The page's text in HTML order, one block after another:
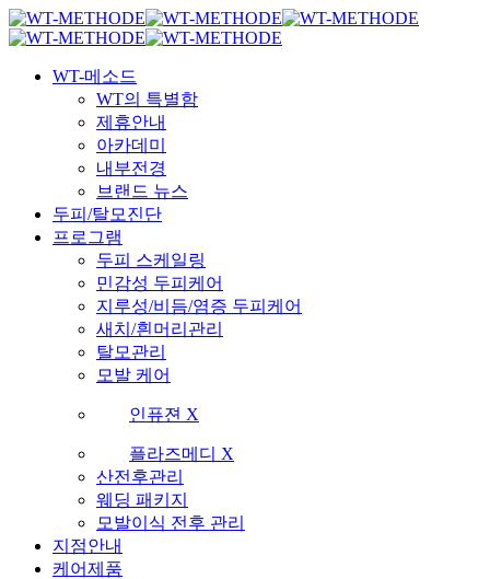
국내 최초 두피케어 브랜드
국내 최초 두피케어 브랜드
Skip
to
content
Menu
WT-메소드
WT의 특별함
제휴안내
아카데미
내부전경
브랜드 뉴스
두피/탈모진단
프로그램
두피 스케일링
민감성 두피케어
지루성/비듬/염증 두피케어
새치/흰머리관리
탈모관리
모발 케어
인퓨젼 X
플라즈메디 X
산전후관리
웨딩 패키지
모발이식 전후 관리
지점안내
케어제품